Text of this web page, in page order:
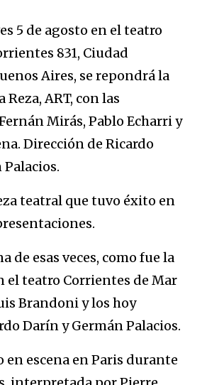
5 de agosto en el teatro
831, Ciudad
Aires, se repondrá la
Reza, ART, con las
Mirás, Pablo Echarri y
Dirección de Ricardo
teatral que tuvo éxito en
de esas veces, como fue la
el teatro Corrientes de Mar
Brandoni y los hoy
Darín y Germán Palacios.
en escena en Paris durante